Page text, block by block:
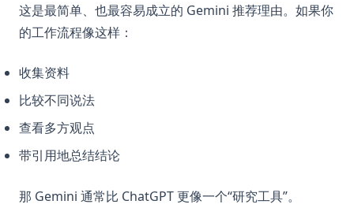
这是最简单、也最容易成立的 Gemini 推荐理由。如果你
的工作流程像这样：
收集资料
比较不同说法
查看多方观点
带引用地总结结论
那 Gemini 通常比 ChatGPT 更像一个“研究工具”。